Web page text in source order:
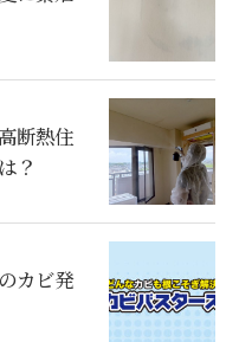
断熱住
？
カビ発